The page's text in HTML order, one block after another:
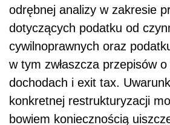
odrębnej analizy w zakresie
dotyczących podatku od
cywilnoprawnych oraz
w tym zwłaszcza przepisów
dochodach i exit tax.
konkretnej restrukturyzacji
bowiem koniecznością